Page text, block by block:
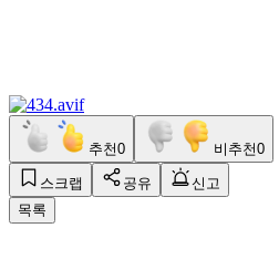
추천0 비추천0
스크랩 공유
신고
목록